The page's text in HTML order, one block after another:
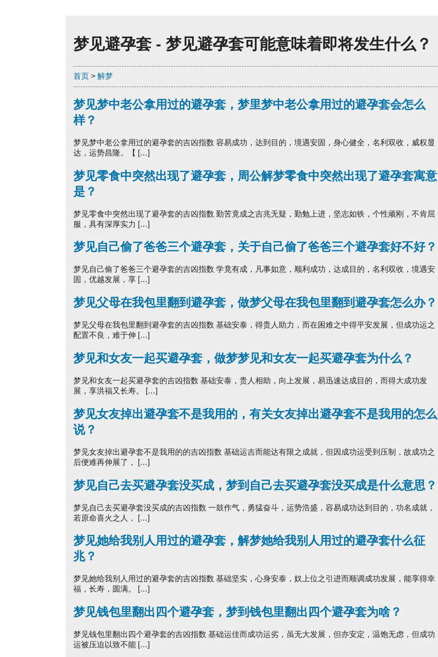
梦见避孕套 - 梦见避孕套可能意味着即将发生什么？
首页 > 解梦
梦见梦中老公拿用过的避孕套，梦里梦中老公拿用过的避孕套会怎么
样？
梦见梦中老公拿用过的避孕套的吉凶指数 容易成功，达到目的，境遇安固，身心健全，名利双收，威权显
达，运势昌隆。【 […]
梦见零食中突然出现了避孕套，周公解梦零食中突然出现了避孕套寓意
是？
梦见零食中突然出现了避孕套的吉凶指数 勤苦竟成之吉兆无疑，勤勉上进，坚志如铁，个性顽刚，不肯屈
服，具有深厚实力 […]
梦见自己偷了爸爸三个避孕套，关于自己偷了爸爸三个避孕套好不好？
梦见自己偷了爸爸三个避孕套的吉凶指数 学竟有成，凡事如意，顺利成功，达成目的，名利双收，境遇安
固，优越发展，享 […]
梦见父母在我包里翻到避孕套，做梦父母在我包里翻到避孕套怎么办？
梦见父母在我包里翻到避孕套的吉凶指数 基础安泰，得贵人助力，而在困难之中得平安发展，但成功运之
配置不良，难于伸 […]
梦见和女友一起买避孕套，做梦梦见和女友一起买避孕套为什么？
梦见和女友一起买避孕套的吉凶指数 基础安泰，贵人相助，向上发展，易迅速达成目的，而得大成功发
展，享洪福又长寿。 […]
梦见女友掉出避孕套不是我用的，有关女友掉出避孕套不是我用的怎么
说？
梦见女友掉出避孕套不是我用的的吉凶指数 基础运吉而能达有限之成就，但因成功运受到压制，故成功之
后便难再伸展了， […]
梦见自己去买避孕套没买成，梦到自己去买避孕套没买成是什么意思？
梦见自己去买避孕套没买成的吉凶指数 一鼓作气，勇猛奋斗，运势浩盛，容易成功达到目的，功名成就，
若原命喜火之人， […]
梦见她给我别人用过的避孕套，解梦她给我别人用过的避孕套什么征
兆？
梦见她给我别人用过的避孕套的吉凶指数 基础坚实，心身安泰，奴上位之引进而顺调成功发展，能享得幸
福，长寿，圆满。 […]
梦见钱包里翻出四个避孕套，梦到钱包里翻出四个避孕套为啥？
梦见钱包里翻出四个避孕套的吉凶指数 基础运佳而成功运劣，虽无大发展，但亦安定，温饱无虑，但成功
运被压迫以致不能 […]